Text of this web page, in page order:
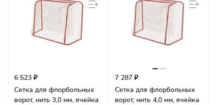
6 523 ₽
Сетка для флорбольных
ворот, нить 3,0 мм, ячейка
7 287 ₽
Сетка для флорбольных
ворот, нить 4,0 мм, ячейка